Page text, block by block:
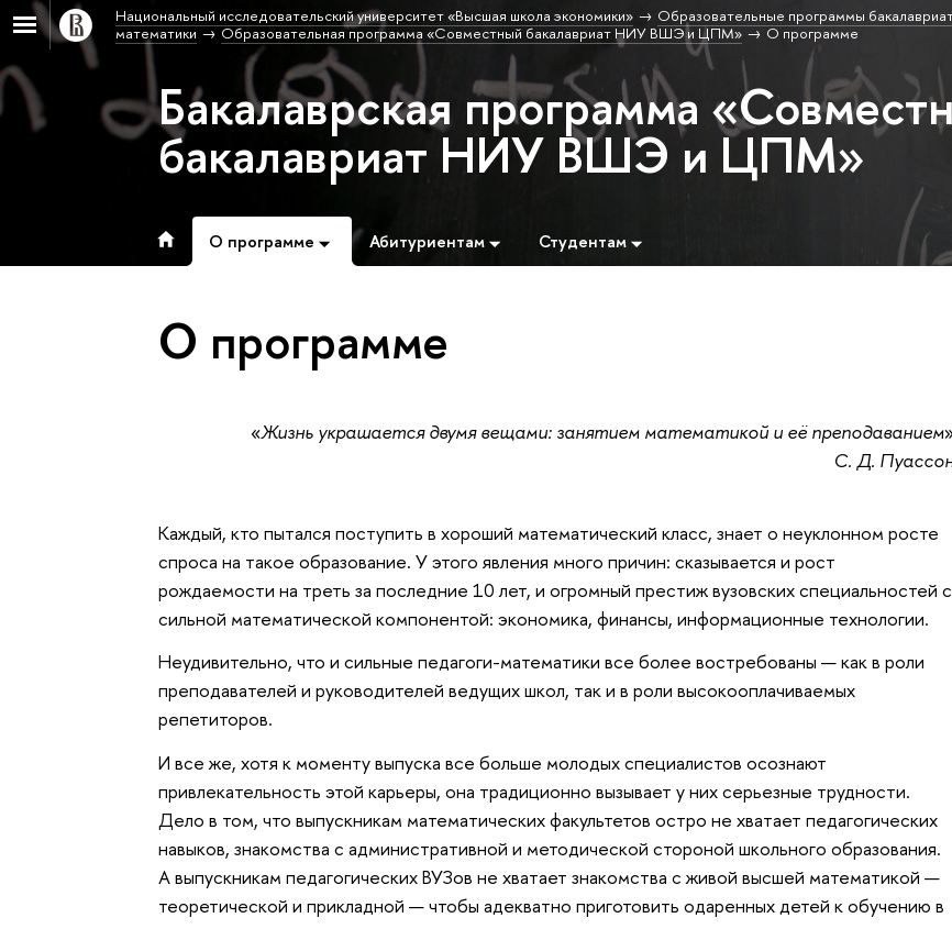
Национальный исследовательский университет «Высшая школа экономики» Образовательные программы
математики
Образовательная программа «Совместный бакалавриат НИУ ВШЭ и ЦПМ» О программе
Бакалаврская программа
бакалавриат НИУ ВШЭ и ЦПМ»
О программе Абитуриентам Студентам
О программе
«Жизнь украшается двумя вещами: занятием математикой и её преподаванием
С. Д.
Каждый, кто пытался поступить в хороший математический класс, знает о неуклонном росте
спроса на такое образование. У этого явления много причин: сказывается и рост
рождаемости на треть за последние 10 лет, и огромный престиж вузовских специальностей с
сильной математической компонентой: экономика, финансы, информационные технологии.
Неудивительно, что и сильные педагоги-математики все более востребованы—как в роли
преподавателей и руководителей ведущих школ, так и в роли высокооплачиваемых
репетиторов.
И все же, хотя к моменту выпуска все больше молодых специалистов осознают
привлекательность этой карьеры, она традиционно вызывает у них серьезные трудности.
Дело в том, что выпускникам математических факультетов остро не хватает педагогических
навыков, знакомства с административной и методической стороной школьного образования.
А выпускникам педагогических ВУЗов не хватает знакомства с живой высшей математикой—
теоретической и прикладной—чтобы адекватно приготовить одаренных детей к обучению в